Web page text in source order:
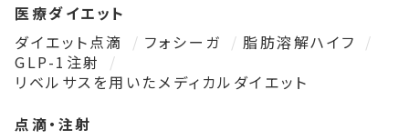
医療ダイエット
ダイエット点滴
フォシーガ
脂肪溶解ハイフ
GLP-1注射
リベルサスを用いたメディカルダイエット
点滴・注射